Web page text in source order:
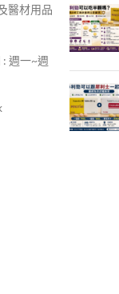
醫材用品
週一~週